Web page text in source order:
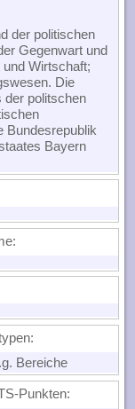
der politischen
Gegenwart und
Wirtschaft;
Die
der politschen
Bundesrepublik
Bayern
:
Bereiche
Punkten: